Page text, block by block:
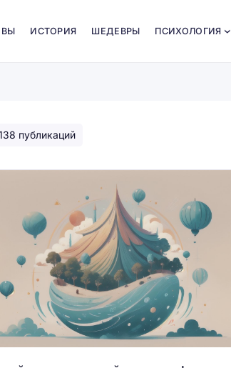
ИСТОРИЯ ШЕДЕВРЫ ПСИХОЛОГИЯ
публикаций